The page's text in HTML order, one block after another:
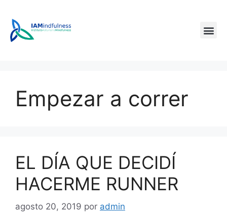
Empezar a correr
EL DÍA QUE DECIDÍ
HACERME RUNNER
agosto 20, 2019 por admin